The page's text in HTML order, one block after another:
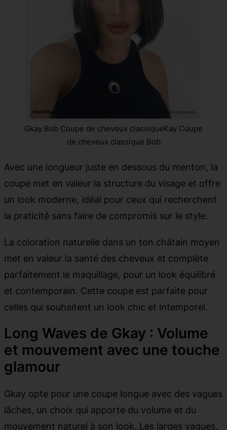
Gkay Bob Coupe de cheveux classiqueKay Coupe
de cheveux classique Bob
Avec une longueur juste en dessous du menton, la
coupe met en valeur la structure du visage et offre
un look moderne, idéal pour ceux qui recherchent
la praticité sans faire de compromis sur le style.
La coloration naturelle dans un ton châtain moyen
met en valeur la santé des cheveux et complète
parfaitement le maquillage, pour un look équilibré
et contemporain. Cette coupe est parfaite pour
celles qui souhaitent un look chic et intemporel.
Long Waves de Gkay : Volume
et mouvement avec une touche
glamour
Gkay opte pour une coupe longue avec des vagues
lâches, un choix qui apporte du volume et du
mouvement naturel à son look. Les larges vagues,